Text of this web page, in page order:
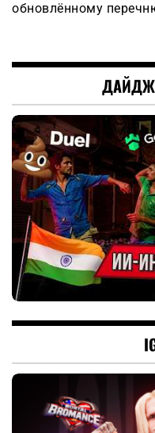
обновлённому